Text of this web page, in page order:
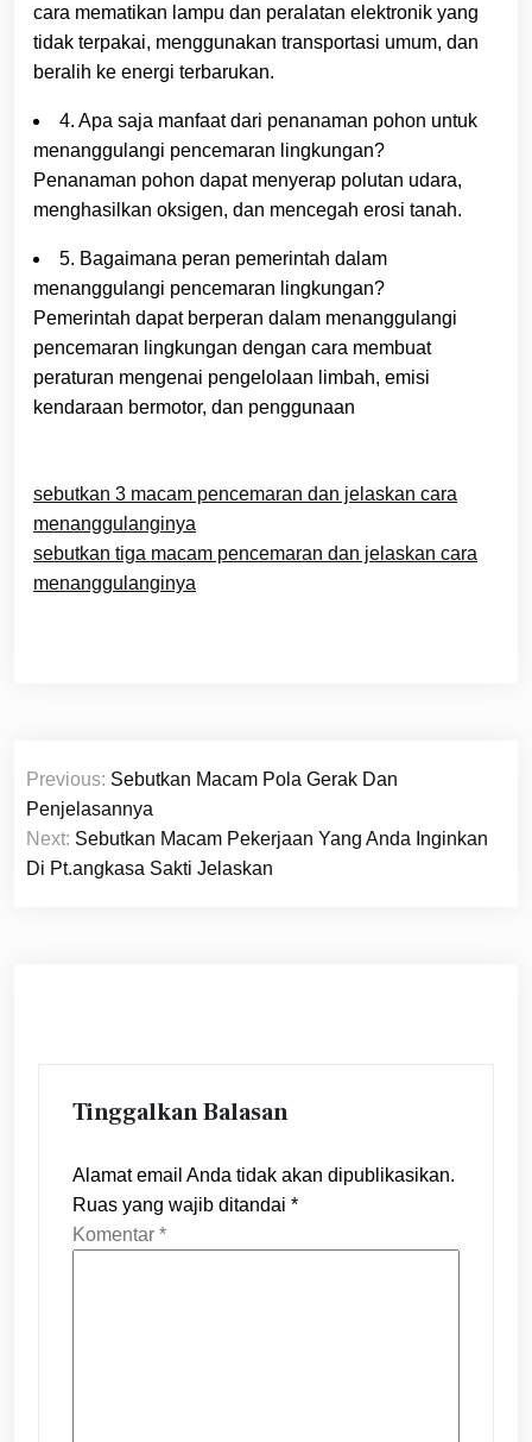
cara mematikan lampu dan peralatan elektronik yang
tidak terpakai, menggunakan transportasi umum, dan
beralih ke energi terbarukan.
4. Apa saja manfaat dari penanaman pohon untuk
menanggulangi pencemaran lingkungan?
Penanaman pohon dapat menyerap polutan udara,
menghasilkan oksigen, dan mencegah erosi tanah.
5. Bagaimana peran pemerintah dalam
menanggulangi pencemaran lingkungan?
Pemerintah dapat berperan dalam menanggulangi
pencemaran lingkungan dengan cara membuat
peraturan mengenai pengelolaan limbah, emisi
kendaraan bermotor, dan penggunaan
sebutkan 3 macam pencemaran dan jelaskan cara
menanggulanginya
sebutkan tiga macam pencemaran dan jelaskan cara
menanggulanginya
Navigasi
pos
Previous: Sebutkan Macam Pola Gerak Dan
Penjelasannya
Next: Sebutkan Macam Pekerjaan Yang Anda Inginkan
Di Pt.angkasa Sakti Jelaskan
Tinggalkan Balasan
Alamat email Anda tidak akan dipublikasikan.
Ruas yang wajib ditandai *
Komentar *